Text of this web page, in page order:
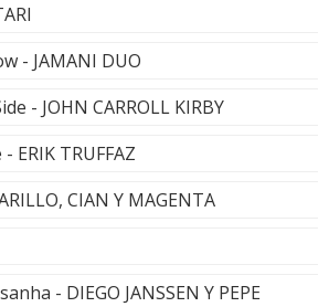
- JAMANI DUO
- JOHN CARROLL KIRBY
ERIK TRUFFAZ
CIAN Y MAGENTA
- DIEGO JANSSEN Y PEPE